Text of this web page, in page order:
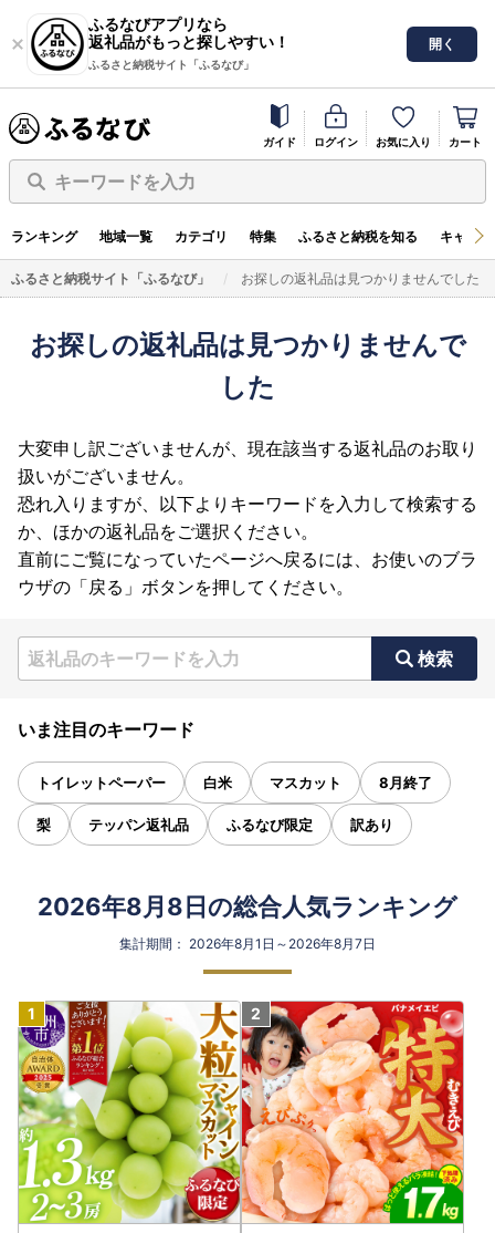
ふるなびアプリなら
返礼品がもっと探しやすい！
ふるさと納税サイト「ふるなび」
開く
ガイド ログイン お気に入り カート
キーワードを入力
ランキング 地域一覧 カテゴリ 特集 ふるさと納税を知る キャン
ふるさと納税サイト「ふるなび」 お探しの返礼品は見つかりませんでした
お探しの返礼品は見つかりませんで
した
大変申し訳ございませんが、現在該当する返礼品のお取り
扱いがございません。
恐れ入りますが、以下よりキーワードを入力して検索する
か、ほかの返礼品をご選択ください。
直前にご覧になっていたページへ戻るには、お使いのブラ
ウザの「戻る」ボタンを押してください。
検索
いま注目のキーワード
トイレットペーパー 白米 マスカット 8月終了
梨 テッパン返礼品 ふるなび限定 訳あり
2026年8月8日の総合人気ランキング
集計期間： 2026年8月1日～2026年8月7日